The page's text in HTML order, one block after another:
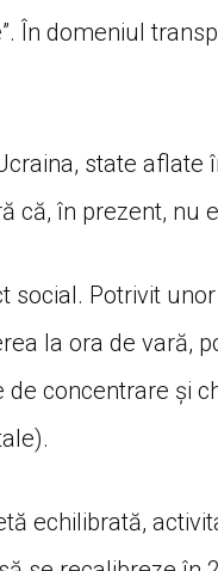
În domeniul
state
că, în prezent,
social. Potrivit
la ora de vară,
concentrare și
echilibrată,